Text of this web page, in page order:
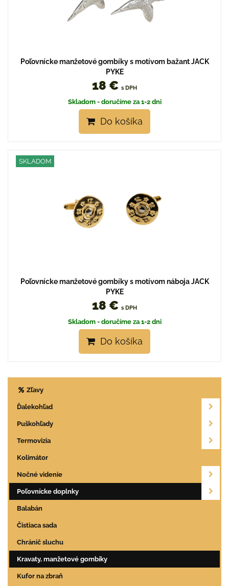
Poľovnícke manžetové gombíky s motívom bažant JACK
PYKE
18 € s DPH
Skladom - doručíme za 1-2 dni
Do košíka
SKLADOM
Poľovnícke manžetové gombíky s motívom náboja JACK
PYKE
18 € s DPH
Skladom - doručíme za 1-2 dni
Do košíka
Zľavy
Ďalekohľad
Puškohľady
Termovizia
Kolimátor
Nočné videnie
Poľovnícke doplnky
Balabán
Čistiaca sada
Chránič sluchu
Kravaty, manžetové gombíky
Kufor na zbraň